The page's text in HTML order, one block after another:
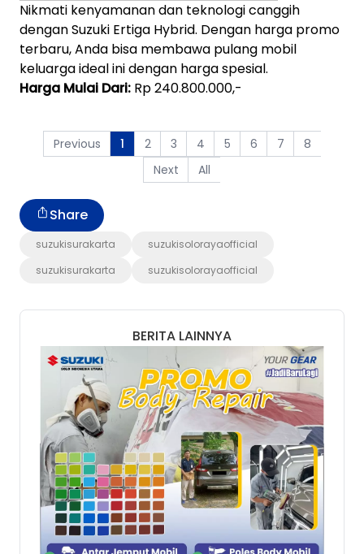
Nikmati kenyamanan dan teknologi canggih
dengan Suzuki Ertiga Hybrid. Dengan harga promo
terbaru, Anda bisa membawa pulang mobil
keluarga ideal ini dengan harga spesial.
Harga Mulai Dari: Rp 240.800.000,-
Previous 1 2 3 4 5 6 7
8
Next
All
suzukisurakarta
suzukisolorayaofficial
suzukisurakarta
suzukisolorayaofficial
Share
BERITA LAINNYA